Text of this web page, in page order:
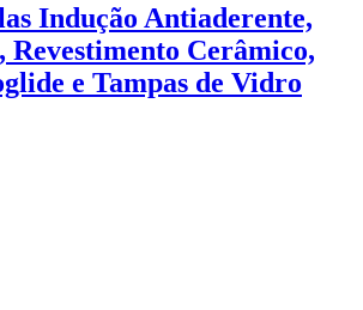
Indução Antiaderente,
Cerâmico,
e Tampas de Vidro